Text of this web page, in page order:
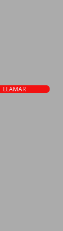
LLAMAR